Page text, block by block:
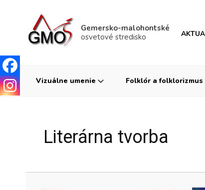
Gemersko-malohontské
osvetové stredisko
Vizuálne umenie Folklór a folklorizmus
Literárna tvorba